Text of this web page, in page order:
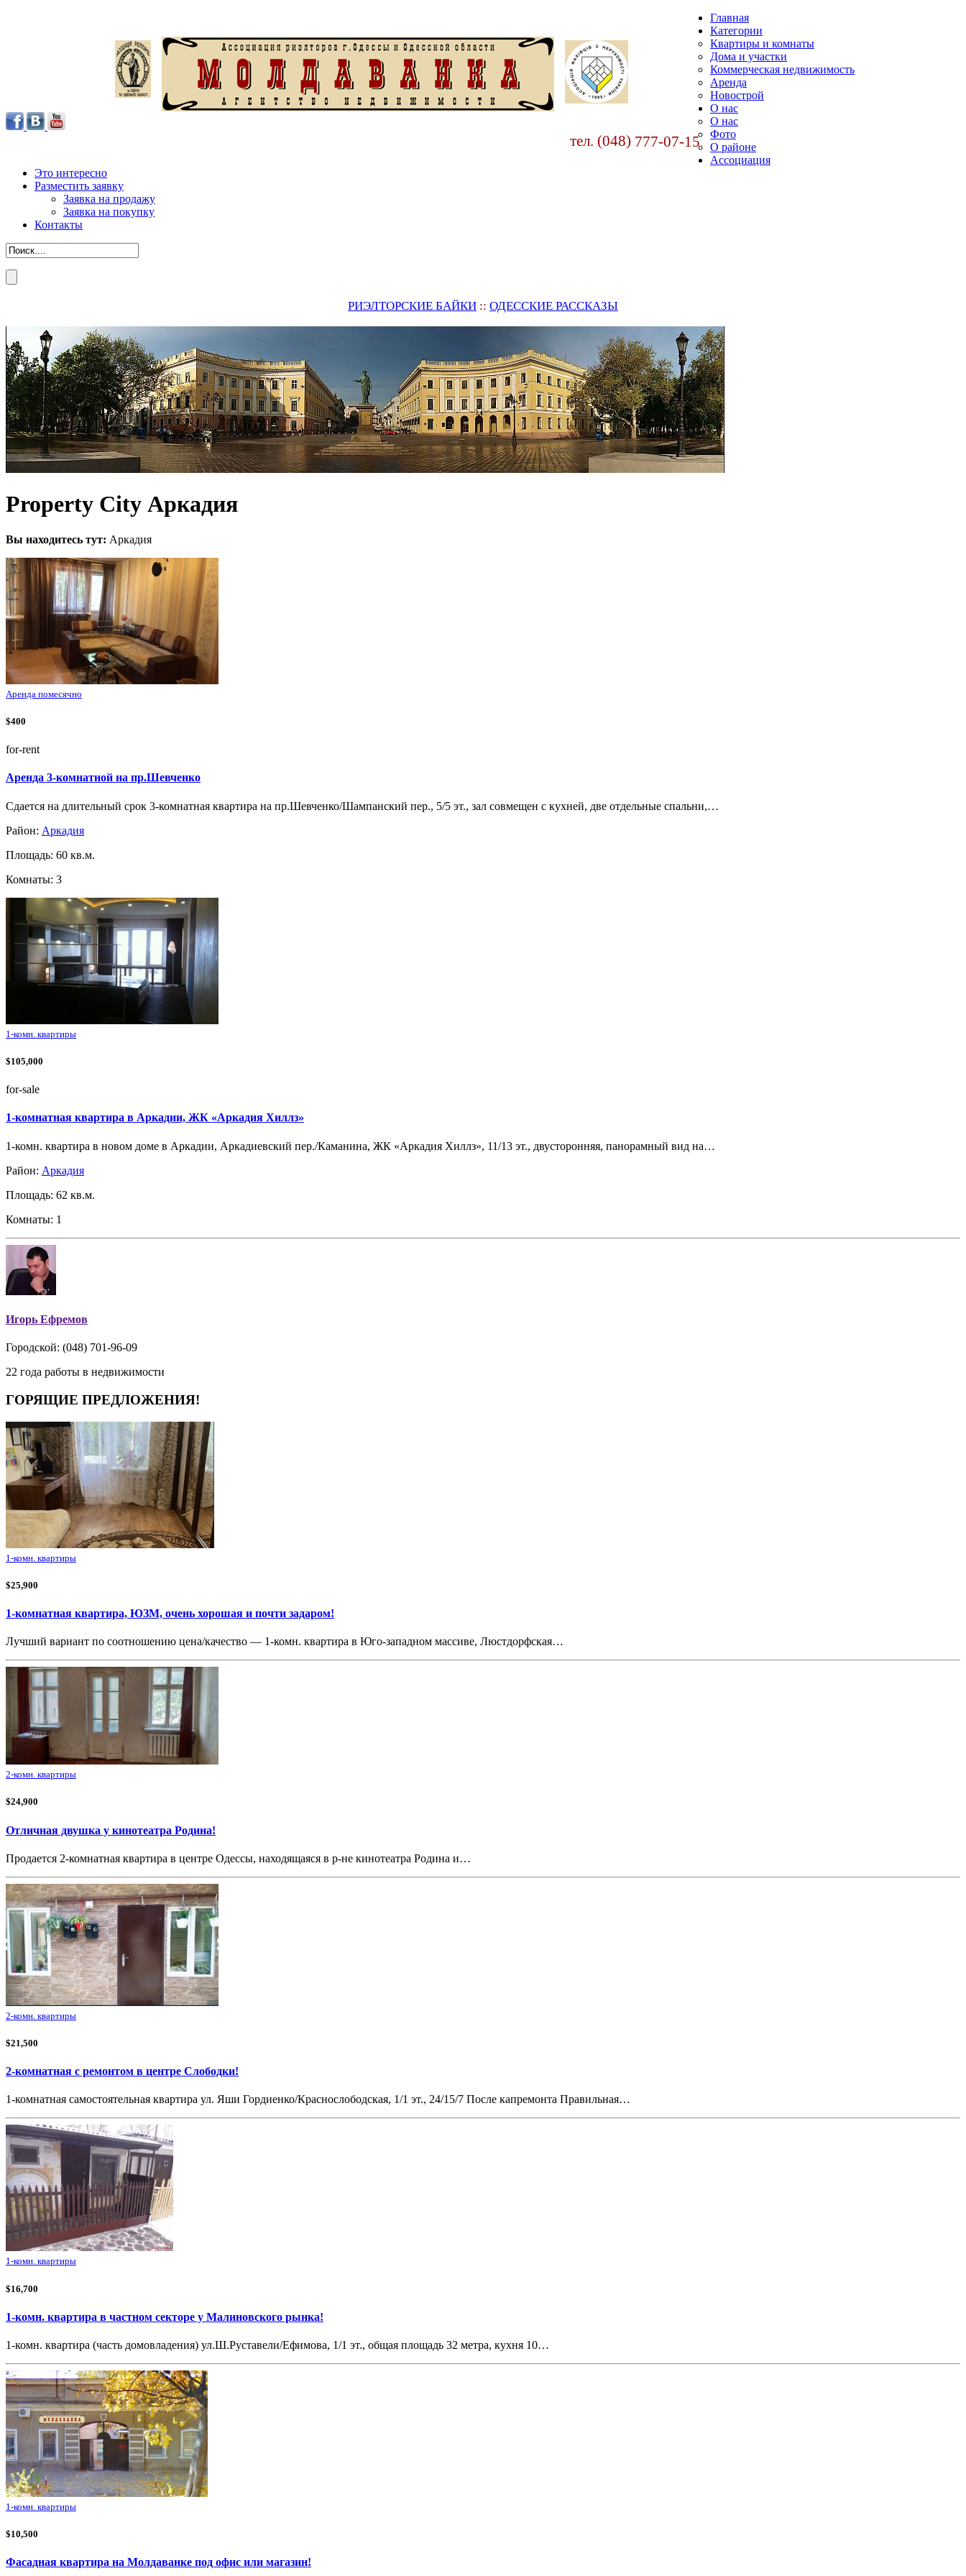
тел. (048) 777-07-15
Главная
Категории
Квартиры и комнаты
Дома и участки
Коммерческая недвижимость
Аренда
Новострой
О нас
О нас
Фото
О районе
Ассоциация
Это интересно
Разместить заявку
Заявка на продажу
Заявка на покупку
Контакты
РИЭЛТОРСКИЕ БАЙКИ :: ОДЕССКИЕ РАССКАЗЫ
Property City Аркадия
Вы находитесь тут: Аркадия
Аренда помесячно
$400
for-rent
Аренда 3-комнатной на пр.Шевченко
Сдается на длительный срок 3-комнатная квартира на пр.Шевченко/Шампанский пер., 5/5 эт., зал совмещен с кухней, две отдельные спальни,…
Район: Аркадия
Площадь: 60 кв.м.
Комнаты: 3
1-комн. квартиры
$105,000
for-sale
1-комнатная квартира в Аркадии, ЖК «Аркадия Хиллз»
1-комн. квартира в новом доме в Аркадии, Аркадиевский пер./Каманина, ЖК «Аркадия Хиллз», 11/13 эт., двусторонняя, панорамный вид на…
Район: Аркадия
Площадь: 62 кв.м.
Комнаты: 1
Игорь Ефремов
Городской: (048) 701-96-09
22 года работы в недвижимости
ГОРЯЩИЕ ПРЕДЛОЖЕНИЯ!
1-комн. квартиры
$25,900
1-комнатная квартира, ЮЗМ, очень хорошая и почти задаром!
Лучший вариант по соотношению цена/качество — 1-комн. квартира в Юго-западном массиве, Люстдорфская…
2-комн. квартиры
$24,900
Отличная двушка у кинотеатра Родина!
Продается 2-комнатная квартира в центре Одессы, находящаяся в р-не кинотеатра Родина и…
2-комн. квартиры
$21,500
2-комнатная с ремонтом в центре Слободки!
1-комнатная самостоятельная квартира ул. Яши Гордиенко/Краснослободская, 1/1 эт., 24/15/7 После капремонта Правильная…
1-комн. квартиры
$16,700
1-комн. квартира в частном секторе у Малиновского рынка!
1-комн. квартира (часть домовладения) ул.Ш.Руставели/Ефимова, 1/1 эт., общая площадь 32 метра, кухня 10…
1-комн. квартиры
$10,500
Фасадная квартира на Молдаванке под офис или магазин!